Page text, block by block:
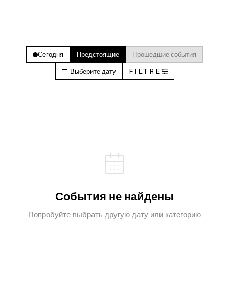
Сегодня Предстоящие Прошедшие события
Выберите дату FILTRE
События не найдены
Попробуйте выбрать другую дату или категорию